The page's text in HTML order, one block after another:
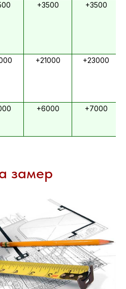
+3500 +3500
+21000 +23000
+6000 +7000
замер